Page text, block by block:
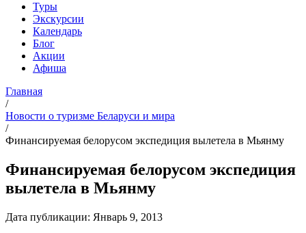
Туры
Экскурсии
Календарь
Блог
Акции
Афиша
Главная
/
Новости о туризме Беларуси и мира
/
Финансируемая белорусом экспедиция вылетела в Мьянму
Финансируемая белорусом экспедиция
вылетела в Мьянму
Дата публикации: Январь 9, 2013